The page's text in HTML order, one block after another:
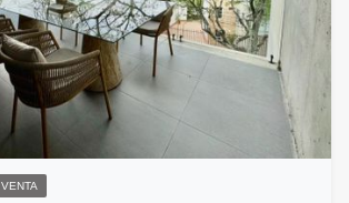
VENTA